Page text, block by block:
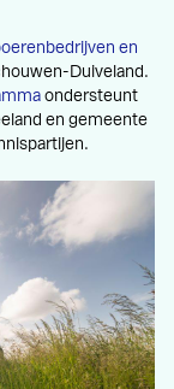
en
Duiveland.
ondersteunt
en gemeente